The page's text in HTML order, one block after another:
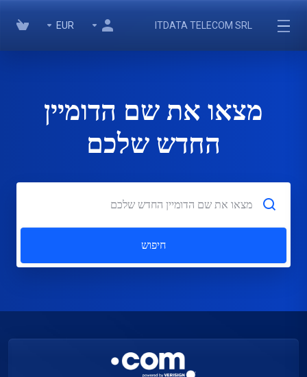
ITDATA TELECOM SRL
EUR
מצאו את שם הדומיין
החדש שלכם
חיפוש